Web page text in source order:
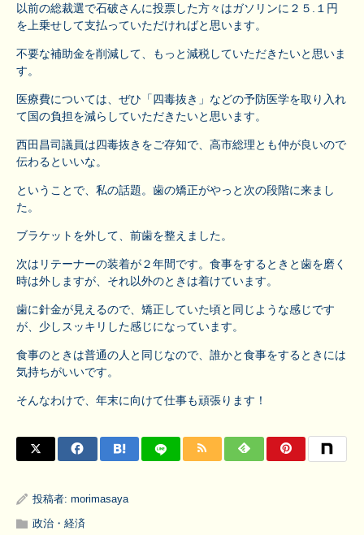
以前の総裁選で石破さんに投票した方々はガソリンに２５.１円
を上乗せして支払っていただければと思います。
不要な補助金を削減して、もっと減税していただきたいと思いま
す。
医療費については、ぜひ「四毒抜き」などの予防医学を取り入れ
て国の負担を減らしていただきたいと思います。
西田昌司議員は四毒抜きをご存知で、高市総理とも仲が良いので
伝わるといいな。
ということで、私の話題。歯の矯正がやっと次の段階に来まし
た。
ブラケットを外して、前歯を整えました。
次はリテーナーの装着が２年間です。食事をするときと歯を磨く
時は外しますが、それ以外のときは着けています。
歯に針金が見えるので、矯正していた頃と同じような感じです
が、少しスッキリした感じになっています。
食事のときは普通の人と同じなので、誰かと食事をするときには
気持ちがいいです。
そんなわけで、年末に向けて仕事も頑張ります！
投稿者: morimasaya
政治・経済